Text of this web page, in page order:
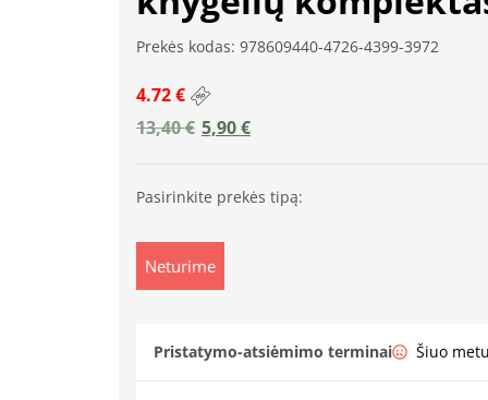
Prekės kodas: 978609440-4726-4399-3972
4.72 €
13,40€ 5,90€
Pasirinkite prekės tipą:
Neturime
Pristatymo-atsiėmimo terminai Šiuo